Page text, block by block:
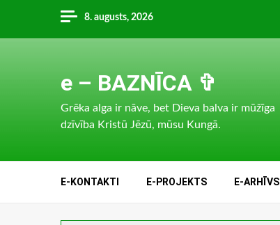
content
8. augusts, 2026
e – BAZNĪCA ✞
Grēka alga ir nāve, bet Dieva balva ir mūžīga
dzīvība Kristū Jēzū, mūsu Kungā.
E-KONTAKTI E-PROJEKTS E-ARHĪVS